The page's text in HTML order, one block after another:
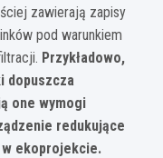
zawierają zapisy
pod warunkiem
Przykładowo,
dopuszcza
one wymogi
redukujące
w ekoprojekcie.